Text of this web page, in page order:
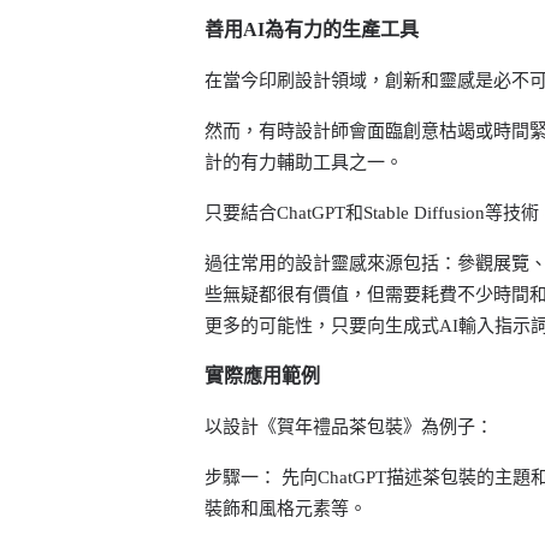
善用AI為有力的生產工具
在當今印刷設計領域，創新和靈感是必不
然而，有時設計師會面臨創意枯竭或時間
計的有力輔助工具之一。
只要結合ChatGPT和Stable Diffusion等技
過往常用的設計靈感來源包括：參觀展覽
些無疑都很有價值，但需要耗費不少時間
更多的可能性，只要向生成式AI輸入指示
實際應用範例
以設計《賀年禮品茶包裝》為例子：
步驟一： 先向ChatGPT描述茶包裝的主題
裝飾和風格元素等。